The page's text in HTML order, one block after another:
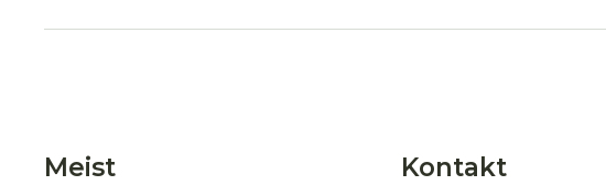
Meist Kontakt